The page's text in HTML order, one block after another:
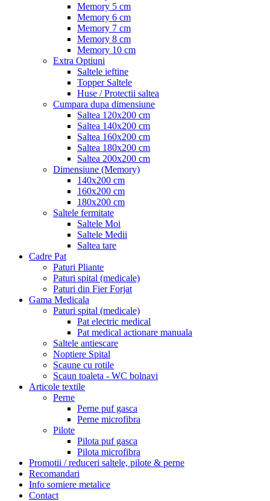
Memory 5 cm
Memory 6 cm
Memory 7 cm
Memory 8 cm
Memory 10 cm
Extra Optiuni
Saltele ieftine
Topper Saltele
Huse / Protectii saltea
Cumpara dupa dimensiune
Saltea 120x200 cm
Saltea 140x200 cm
Saltea 160x200 cm
Saltea 180x200 cm
Saltea 200x200 cm
Dimensiune (Memory)
140x200 cm
160x200 cm
180x200 cm
Saltele fermitate
Saltele Moi
Saltele Medii
Saltea tare
Cadre Pat
Paturi Pliante
Paturi spital (medicale)
Paturi din Fier Forjat
Gama Medicala
Paturi spital (medicale)
Pat electric medical
Pat medical actionare manuala
Saltele antiescare
Noptiere Spital
Scaune cu rotile
Scaun toaleta - WC bolnavi
Articole textile
Perne
Perne puf gasca
Perne microfibra
Pilote
Pilota puf gasca
Pilota microfibra
Promotii / reduceri saltele, pilote & perne
Recomandari
Info somiere metalice
Contact